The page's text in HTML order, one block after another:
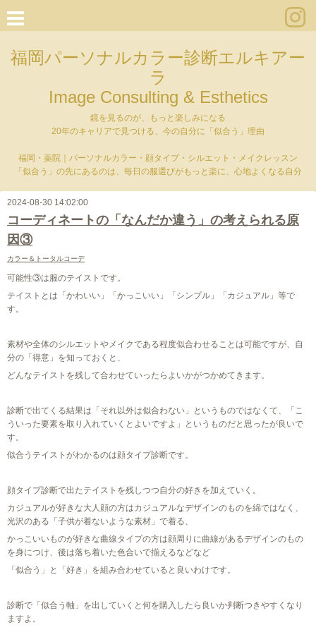
福岡パーソナルカラー診断エルキアー
ラ
Image Consulting & Esthetics
鏡を見るのが、もっと楽しみになる
20年のキャリアで見つける、今の自分に「似合う」理由
福岡・薬院｜パーソナルカラー・顔タイプ・シルエット・メイクレッスン
「似合う」の先にあるのは、毎日の服選びがもっと楽に、心地よくなる自分
2024-08-30 14:02:00
コーディネートの「なんだか違う」の考えられる原
因③
カラー＆トータルコーデ
可能性③は服のテイストです。
テイストとは「かわいい」「かっこいい」「シンプル」「カジュアル」等で
す。
素材や全体のシルエットやメイクである程度似合わせることは可能ですが、自
分の「得意」を知っておくと、
どんなテイストを残して合わせていったらよいかがつかめてきます。
診断で出てくる結果は「それ以外は似合わない」というものではなくて、「こ
ういった要素を取り入れていくとよいですよ」というものだと思ったが良いで
す。
似合うテイストがわかるのは顔タイプ診断です。
顔タイプ診断で出たテイストを残しつつ自分の好きを加えていく。
カジュアルが好きな大人顔の方はカジュアルなデザインのものを綿ではなく、
光沢のある「子供が着ないような素材」で着る、
かっこいいものが好きな曲線タイプの方は顔周りに曲線があるデザインのもの
を身につけ、後は落ち着いた色合いで揃えるなどなど
「似合う」と「好き」を組み合わせていると良いわけです。
診断で「似合う軸」を出していくと何を購入したら良いか判断つきやすくなり
ますよ。